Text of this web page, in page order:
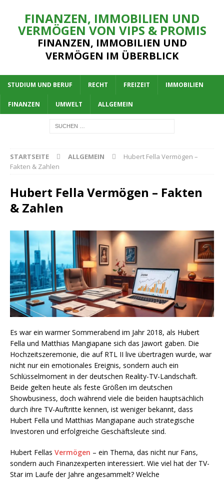
FINANZEN, IMMOBILIEN UND
VERMÖGEN VON VIPS & PROMIS
FINANZEN, IMMOBILIEN UND
VERMÖGEN IM ÜBERBLICK
STUDIUM UND BERUF RECHT FREIZEIT IMMOBILIEN
FINANZEN UMWELT ALLGEMEIN
STARTSEITE ALLGEMEIN
Hubert Fella Vermögen –
Fakten & Zahlen
Hubert Fella Vermögen – Fakten
& Zahlen
Es war ein warmer Sommerabend im Jahr 2018, als Hubert
Fella und Matthias Mangiapane sich das Jawort gaben. Die
Hochzeitszeremonie, die auf RTL II live übertragen wurde, war
nicht nur ein emotionales Ereignis, sondern auch ein
Schlüsselmoment in der deutschen Reality-TV-Landschaft.
Beide gelten heute als feste Größen im deutschen
Showbusiness, doch während viele die beiden hauptsächlich
durch ihre TV-Auftritte kennen, ist weniger bekannt, dass
Hubert Fella und Matthias Mangiapane auch strategische
Investoren und erfolgreiche Geschäftsleute sind.
Hubert Fellas Vermögen – ein Thema, das nicht nur Fans,
sondern auch Finanzexperten interessiert. Wie viel hat der TV-
Star im Laufe der Jahre angesammelt? Welche